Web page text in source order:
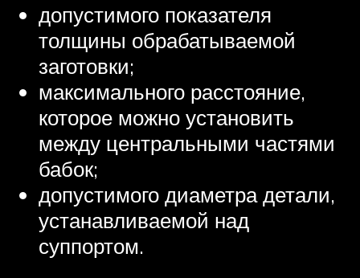
допустимого показателя
толщины обрабатываемой
заготовки;
максимального расстояние,
которое можно установить
между центральными частями
бабок;
допустимого диаметра детали,
устанавливаемой над
суппортом.